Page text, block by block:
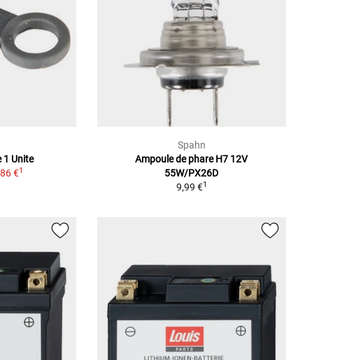
1 Unite
€1
Spahn
Ampoule de phare H7 12V
55W/PX26D
9,99 €1